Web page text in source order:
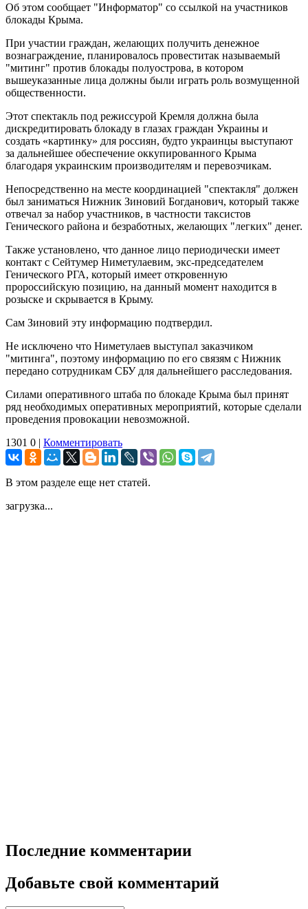
Об этом сообщает "Информатор" со ссылкой на участников
блокады Крыма.
При участии граждан, желающих получить денежное
вознаграждение, планировалось провеститак называемый
"митинг" против блокады полуострова, в котором
вышеуказанные лица должны были играть роль возмущенной
общественности.
Этот спектакль под режиссурой Кремля должна была
дискредитировать блокаду в глазах граждан Украины и
создать «картинку» для россиян, будто украинцы выступают
за дальнейшее обеспечение оккупированного Крыма
благодаря украинским производителям и перевозчикам.
Непосредственно на месте координацией "спектакля" должен
был заниматься Нижник Зиновий Богданович, который также
отвечал за набор участников, в частности таксистов
Генического района и безработных, желающих "легких" денег.
Также установлено, что данное лицо периодически имеет
контакт с Сейтумер Ниметулаевим, экс-председателем
Генического РГА, который имеет откровенную
пророссийскую позицию, на данный момент находится в
розыске и скрывается в Крыму.
Сам Зиновий эту информацию подтвердил.
Не исключено что Ниметулаев выступал заказчиком
"митинга", поэтому информацию по его связям с Нижник
передано сотрудникам СБУ для дальнейшего расследования.
Силами оперативного штаба по блокаде Крыма был принят
ряд необходимых оперативных мероприятий, которые сделали
проведения провокации невозможной.
1301 0 | Комментировать
В этом разделе еще нет статей.
загрузка...
Последние комментарии
Добавьте свой комментарий